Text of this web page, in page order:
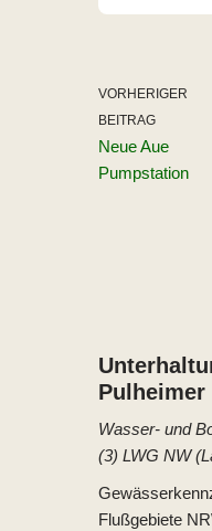
VORHERIGER
BEITRAG
Neue Aue
Pumpstation
Pulheimer
Wasser- und
(3) LWG NW
Flußgebiete